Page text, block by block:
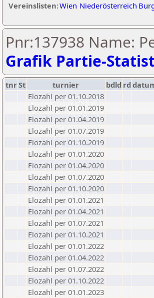
Vereinslisten:Wien Niederösterreich
Pnr:137938 Name:
Grafik Partie-
tnrSt turnier bdld rd
Elozahl per 01.10.2018
Elozahl per 01.01.2019
Elozahl per 01.04.2019
Elozahl per 01.07.2019
Elozahl per 01.10.2019
Elozahl per 01.01.2020
Elozahl per 01.04.2020
Elozahl per 01.07.2020
Elozahl per 01.10.2020
Elozahl per 01.01.2021
Elozahl per 01.04.2021
Elozahl per 01.07.2021
Elozahl per 01.10.2021
Elozahl per 01.01.2022
Elozahl per 01.04.2022
Elozahl per 01.07.2022
Elozahl per 01.10.2022
Elozahl per 01.01.2023